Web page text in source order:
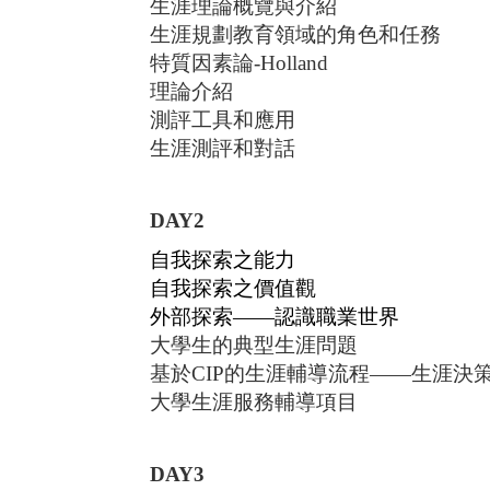
生涯理論概覽與介紹
生涯規劃教育領域的角色和任務
特質因素論-Holland
理論介紹
測評工具和應用
生涯測評和對話
DAY2
自我探索之能力
自我探索之價值觀
外部探索——認識職業世界
大學生的典型生涯問題
基於CIP的生涯輔導流程——生涯決
大學生涯服務輔導項目
DAY3